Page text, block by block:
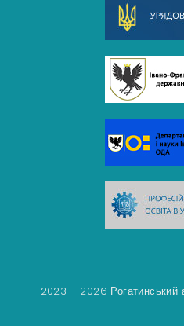
2023 – 2026 Рогатинський